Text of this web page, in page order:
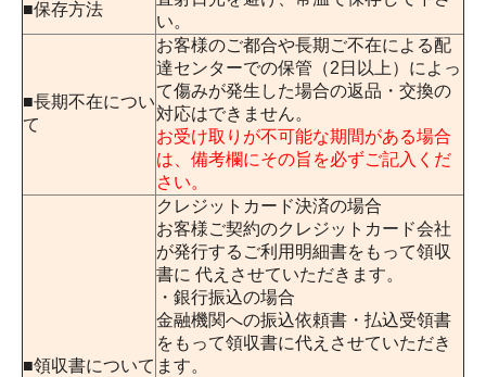
■保存方法
い。
■長期不在につい
て
お客様のご都合や長期ご不在による配
達センターでの保管（2日以上）によっ
て傷みが発生した場合の返品・交換の
対応はできません。
お受け取りが不可能な期間がある場合
は、備考欄にその旨を必ずご記入くだ
さい。
■領収書について
クレジットカード決済の場合
お客様ご契約のクレジットカード会社
が発行するご利用明細書をもって領収
書に 代えさせていただきます。
・銀行振込の場合
金融機関への振込依頼書・払込受領書
をもって領収書に代えさせていただき
ます。